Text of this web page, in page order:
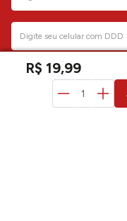
R$ 19,99
Ao clicar em “Gerar cupom”